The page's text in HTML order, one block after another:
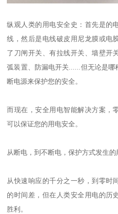
纵观人类的用电安全史：首先是的
线，然后是电线破皮用尼龙膜或电
了刀闸开关、有拉线开关、墙壁开
弧装置、防漏电开关......但无论是
断电源来保护您的安全。
而现在，安全用电智能解决方案，
可以保证您的用电安全。
从断电，到不断电，保护方式发生的
从快速响应的千分之一秒，到零时
的时间差，但在人类安全用电的历
胜利。